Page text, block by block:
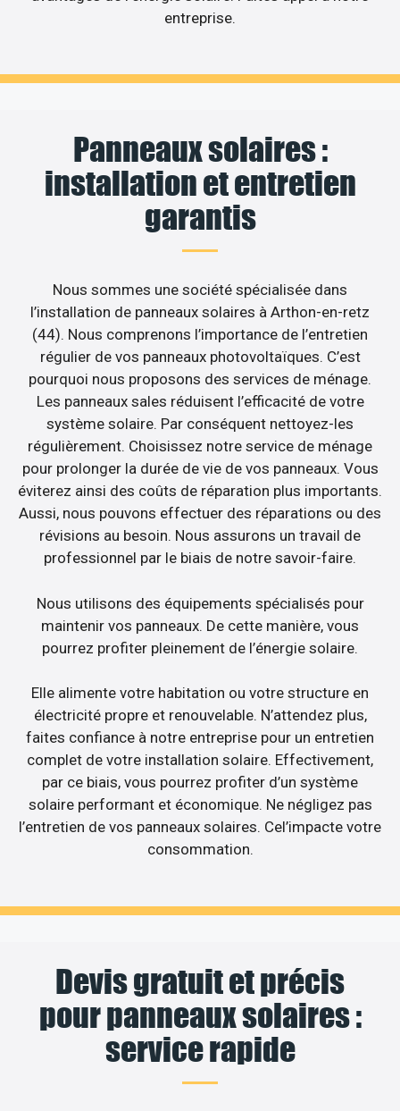
entreprise.
Panneaux solaires :
installation et entretien
garantis
Nous sommes une société spécialisée dans
l’installation de panneaux solaires à Arthon-en-retz
(44). Nous comprenons l’importance de l’entretien
régulier de vos panneaux photovoltaïques. C’est
pourquoi nous proposons des services de ménage.
Les panneaux sales réduisent l’efficacité de votre
système solaire. Par conséquent nettoyez-les
régulièrement. Choisissez notre service de ménage
pour prolonger la durée de vie de vos panneaux. Vous
éviterez ainsi des coûts de réparation plus importants.
Aussi, nous pouvons effectuer des réparations ou des
révisions au besoin. Nous assurons un travail de
professionnel par le biais de notre savoir-faire.
Nous utilisons des équipements spécialisés pour
maintenir vos panneaux. De cette manière, vous
pourrez profiter pleinement de l’énergie solaire.
Elle alimente votre habitation ou votre structure en
électricité propre et renouvelable. N’attendez plus,
faites confiance à notre entreprise pour un entretien
complet de votre installation solaire. Effectivement,
par ce biais, vous pourrez profiter d’un système
solaire performant et économique. Ne négligez pas
l’entretien de vos panneaux solaires. Cel’impacte votre
consommation.
Devis gratuit et précis
pour panneaux solaires :
service rapide